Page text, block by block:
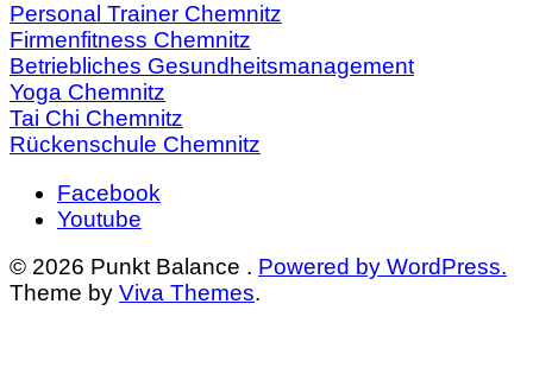
Personal Trainer Chemnitz
Firmenfitness Chemnitz
Betriebliches Gesundheitsmanagement
Yoga Chemnitz
Tai Chi Chemnitz
Rückenschule Chemnitz
Facebook
Youtube
© 2026 Punkt Balance . Powered by WordPress.
Theme by Viva Themes.